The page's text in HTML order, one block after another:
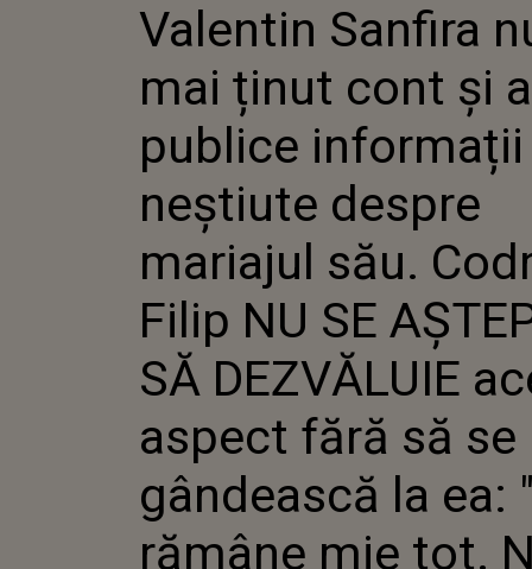
FĂCUT
SĂU.
NU SE
ASPECT
POT SĂ..."
Valentin Sanfira
mai ținut cont şi
publice informații
neştiute despre
mariajul său.
Filip NU SE
SĂ DEZVĂLUIE
aspect fără să se
gândească la ea:
rămâne mie tot.